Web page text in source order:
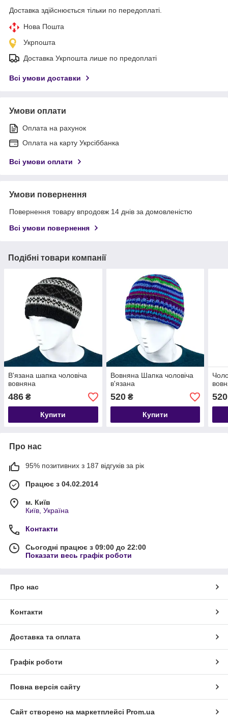
Доставка здійснюється тільки по передоплаті.
Нова Пошта
Укрпошта
Доставка Укрпошта лише по предоплаті
Всі умови доставки
Умови оплати
Оплата на рахунок
Оплата на карту Укрсіббанка
Всі умови оплати
Умови повернення
Повернення товару впродовж 14 днів за домовленістю
Всі умови повернення
Подібні товари компанії
В'язана шапка чоловіча
вовняна
486 ₴
Купити
Вовняна Шапка чоловіча
в'язана
520₴
Купити
520
Про нас
95% позитивних з 187 відгуків за рік
Працює з 04.02.2014
м. Київ
Київ, Україна
Контакти
Сьогодні працює з 09:00 до 22:00
Показати весь графік роботи
Про нас
Контакти
Доставка та оплата
Графік роботи
Повна версія сайту
Сайт створено на маркетплейсі Prom.ua